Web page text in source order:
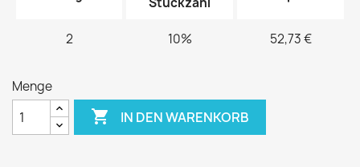
2 10% 52,73 €
Menge
 IN DEN WARENKORB